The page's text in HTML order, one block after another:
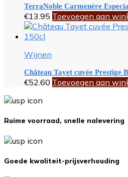
TerraNoble Carmenère
€13.95 Toevoegen aan
Wijnen
Château Tayet cuvée Prestige
€52.60 Toevoegen aan
Ruime voorraad, snelle nalevering
Goede kwaliteit-prijsverhouding